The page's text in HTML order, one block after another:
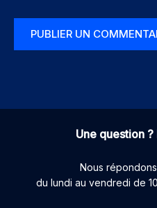
Une question ?
Nous
du lundi au vendredi de